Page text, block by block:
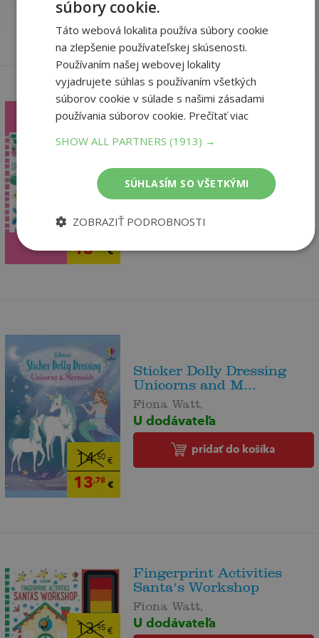
15 ,62
16 ,44€
15 €
Fingerprint Activities
Unicorns and F...
Fiona Watt,
U dodávateľa
pridať do košíka
14,50€
13,78€
Sticker Dolly Dressing
Unicorns and M...
Fiona Watt,
U dodávateľa
pridať do košíka
13,95€
Fingerprint Activities
Santa's Workshop
Fiona Watt,
U dodávateľa
súbory cookie.
Táto webová lokalita používa súbory cookie
na zlepšenie používateľskej skúsenosti.
Používaním našej webovej lokality
vyjadrujete súhlas s používaním všetkých
súborov cookie v súlade s našimi zásadami
používania súborov cookie. Prečítať viac
SHOW ALL PARTNERS(1913) →
SÚHLASÍM SO VŠETKÝMI
ZOBRAZIŤ PODROBNOSTI